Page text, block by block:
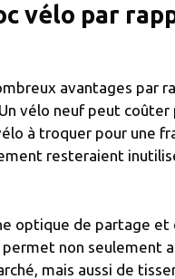
vélo par
avantages par
vélo neuf peut coûter
à troquer pour une
resteraient
optique de partage
non seulement
mais aussi de